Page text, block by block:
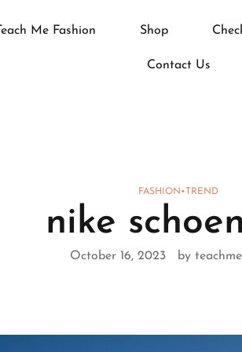
Teach Me Fashion Shop
Contact Us
FASHION •TREND
nike
October 16, 2023 by